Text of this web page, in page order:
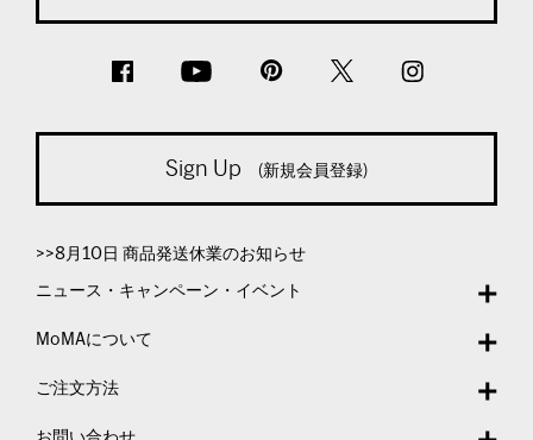
Sign Up (新規会員登録)
>>8月10日 商品発送休業のお知らせ
ニュース・キャンペーン・イベント
MoMAについて
ご注文方法